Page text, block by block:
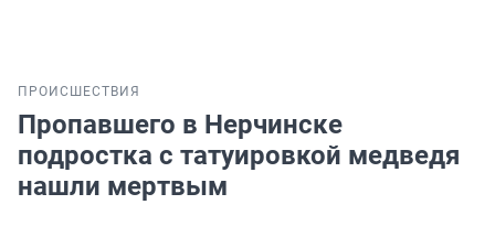
ПРОИСШЕСТВИЯ
Пропавшего в Нерчинске
подростка с татуировкой медведя
нашли мертвым